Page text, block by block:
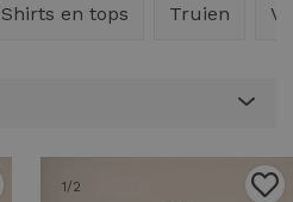
Shirts en tops Truien
1/2